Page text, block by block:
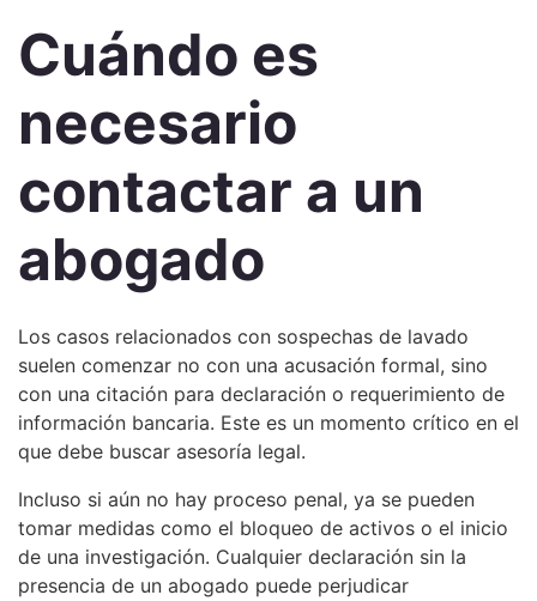
Cuándo es
necesario
contactar a un
abogado
Los casos relacionados con sospechas de lavado
suelen comenzar no con una acusación formal, sino
con una citación para declaración o requerimiento de
información bancaria. Este es un momento crítico en el
que debe buscar asesoría legal.
Incluso si aún no hay proceso penal, ya se pueden
tomar medidas como el bloqueo de activos o el inicio
de una investigación. Cualquier declaración sin la
presencia de un abogado puede perjudicar